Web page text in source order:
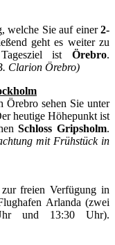
welche Sie auf einer2-
geht es weiter zu
istÖrebro.
Clarion Örebro)
Örebro sehen Sie unter
heutige Höhepunkt ist
Schloss Gripsholm.
mit Frühstück in
freien Verfügung in
Arlanda (zwei
und 13:30 Uhr).